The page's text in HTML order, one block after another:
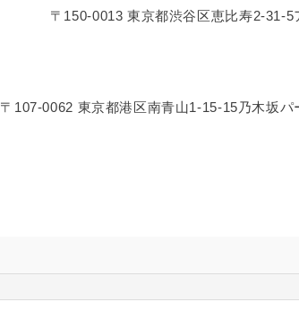
〒150-0013 東京都渋谷区恵比寿2-31-5
〒107-0062 東京都港区南青山1-15-15乃木坂パ